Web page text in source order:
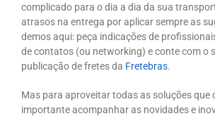
complicado para o dia a dia da sua
atrasos na entrega por aplicar sempre as
demos aqui: peça indicações de
de contatos (ou networking) e conte com o
publicação de fretes da Fretebras.
Mas para aproveitar todas as soluções que
importante acompanhar as novidades e